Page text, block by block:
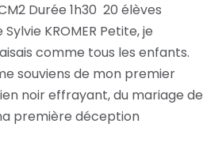
Durée 1h30 20 élèves
KROMER Petite, je
comme tous les enfants.
souviens de mon premier
noir effrayant, du mariage de
première déception